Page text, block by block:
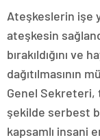
Ateşkeslerin işe
ateşkesin
bırakıldığını ve
dağıtılmasının
Genel Sekreteri,
şekilde serbest
kapsamlı insani